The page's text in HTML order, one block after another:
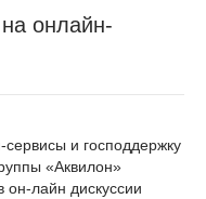
онлайн-
и господдержку
«Аквилон»
он-лайн дискуссии